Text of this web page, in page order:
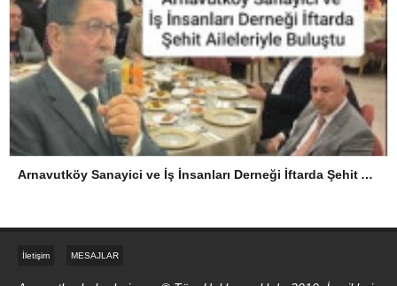
Arnavutköy Sanayici ve İş İnsanları Derneği İftarda Şehit Aileleriyle Buluştu
İletişim MESAJLAR